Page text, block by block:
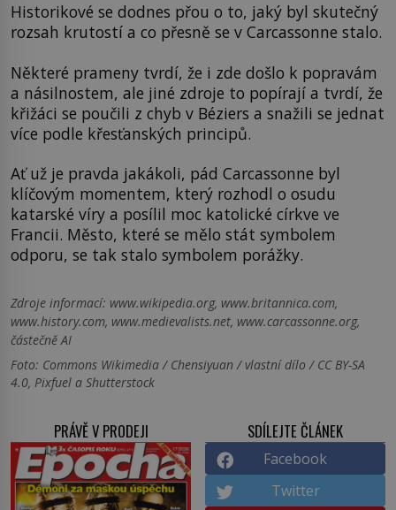
Historikové se dodnes přou o to, jaký byl skutečný
rozsah krutostí a co přesně se v Carcassonne stalo.
Některé prameny tvrdí, že i zde došlo k popravám
a násilnostem, ale jiné zdroje to popírají a tvrdí, že
křižáci se poučili z chyb v Béziers a snažili se jednat
více podle křesťanských principů.
Ať už je pravda jakákoli, pád Carcassonne byl
klíčovým momentem, který rozhodl o osudu
katarské víry a posílil moc katolické církve ve
Francii. Město, které se mělo stát symbolem
odporu, se tak stalo symbolem porážky.
Zdroje informací: www.wikipedia.org, www.britannica.com,
www.history.com, www.medievalists.net, www.carcassonne.org,
částečně AI
Foto: Commons Wikimedia / Chensiyuan / vlastní dílo / CC BY-SA
4.0, Pixfuel a Shutterstock
PRÁVĚ V PRODEJI SDÍLEJTE ČLÁNEK
Facebook
Twitter